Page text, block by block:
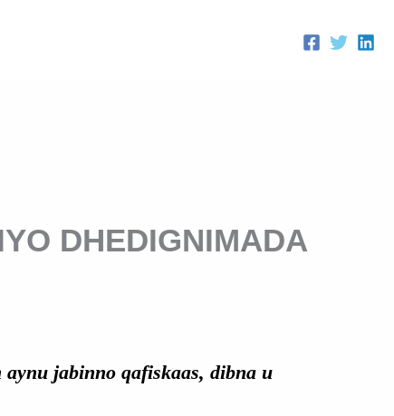
DHEDIGNIMADA
jabinno qafiskaas, dibna u